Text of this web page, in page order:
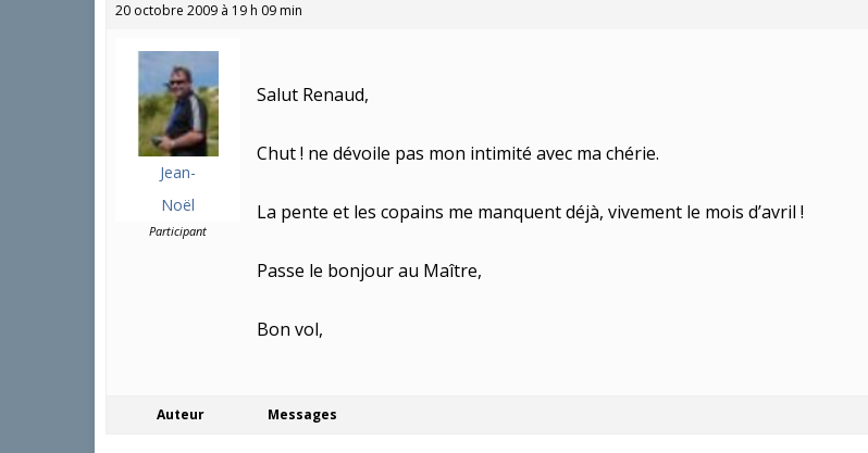
20 octobre 2009 à 19 h 09 min
Jean-
Noël
Participant
Salut Renaud,
Chut ! ne dévoile pas mon intimité avec ma chérie.
La pente et les copains me manquent déjà, vivement le mois d’avril !
Passe le bonjour au Maître,
Bon vol,
Auteur Messages